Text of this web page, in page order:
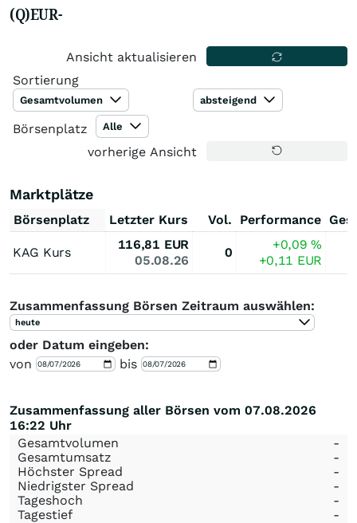
(Q)EUR-
Ansicht aktualisieren
Sortierung
Gesamtvolumen absteigend
Börsenplatz Alle
vorherige Ansicht
Marktplätze
Börsenplatz Letzter Kurs Vol. Performance
KAG Kurs
116,81 EUR
05.08.26
0
+0,09%
+0,11 EUR
Zusammenfassung Börsen Zeitraum auswählen:
heute
oder Datum eingeben:
von
bis
Zusammenfassung aller Börsen vom 07.08.2026
16:22 Uhr
Gesamtvolumen
-
Gesamtumsatz
-
Höchster Spread
-
Niedrigster Spread
-
Tageshoch
-
Tagestief
-